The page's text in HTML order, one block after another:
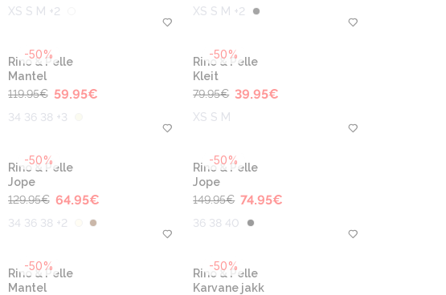
XS S M +2 XS S M +2
-50%
Rino & Pelle
Mantel
119.95€ 59.95€
34 36 38 +3
-50%
Rino & Pelle
Kleit
79.95€ 39.95€
XS S M
-50%
Rino & Pelle
Jope
129.95€ 64.95€
34 36 38 +2
-50%
Rino & Pelle
Jope
149.95€ 74.95€
36 38 40
-50%
Rino & Pelle
Mantel
-50%
Rino & Pelle
Karvane jakk